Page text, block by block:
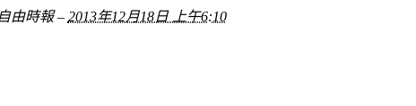
自由時報– 2013年12月18日 上午6:10